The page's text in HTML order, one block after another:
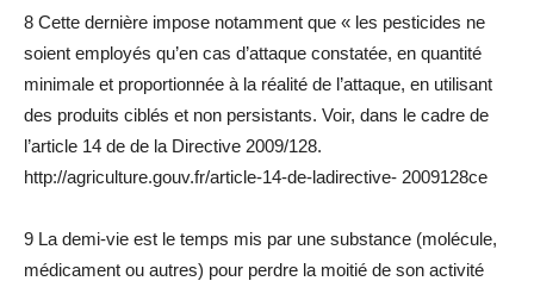
8 Cette dernière impose notamment que « les pesticides ne
soient employés qu’en cas d’attaque constatée, en quantité
minimale et proportionnée à la réalité de l’attaque, en utilisant
des produits ciblés et non persistants. Voir, dans le cadre de
l’article 14 de de la Directive 2009/128.
http://agriculture.gouv.fr/article-14-de-ladirective- 2009128ce
9 La demi-vie est le temps mis par une substance (molécule,
médicament ou autres) pour perdre la moitié de son activité